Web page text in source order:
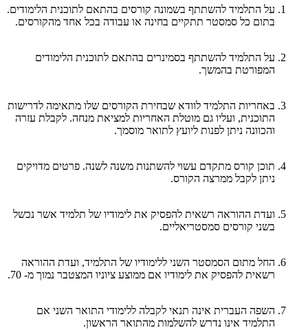
על התלמיד להשתתף בשמונה קורסים בהתאם לתוכנית הלימודים.
בתום כל סמסטר תתקיים בחינה או עבודה בכל אחד מהקורסים.
על התלמיד להשתתף בסמינרים בהתאם לתוכנית הלימודים
המפורטת בהמשך.
באחריות התלמיד לוודא שבחירת הקורסים שלו מתאימה לדרישות
התוכנית, ועליו גם מוטלת האחריות למציאת מנחה. לקבלת עזרה
והכוונה ניתן לפנות ליועץ לתואר מוסמך.
תוכן קורס מתקדם עשוי להשתנות משנה לשנה. פרטים מדויקים
ניתן לקבל ממרצה הקורס.
ועדת ההוראה רשאית להפסיק את לימודיו של תלמיד אשר נכשל
בשני קורסים סמסטריאליים.
החל מתום הסמסטר השני ללימודיו של התלמיד, ועדת ההוראה
רשאית להפסיק את לימודיו אם ממוצע ציוניו המצטבר נמוך מ- 70.
השפה העברית אינה תנאי לקבלה ללימודי התואר השני אם
התלמיד אינו נדרש להשלמות מהתואר הראשון.